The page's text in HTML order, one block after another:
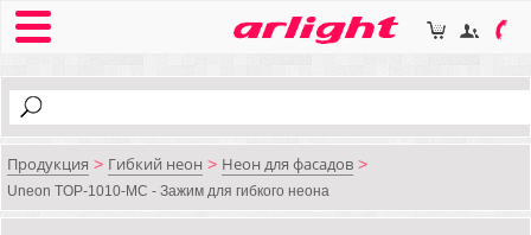
Продукция > Гибкий неон > Неон для фасадов >
Uneon TOP-1010-MC - Зажим для гибкого неона